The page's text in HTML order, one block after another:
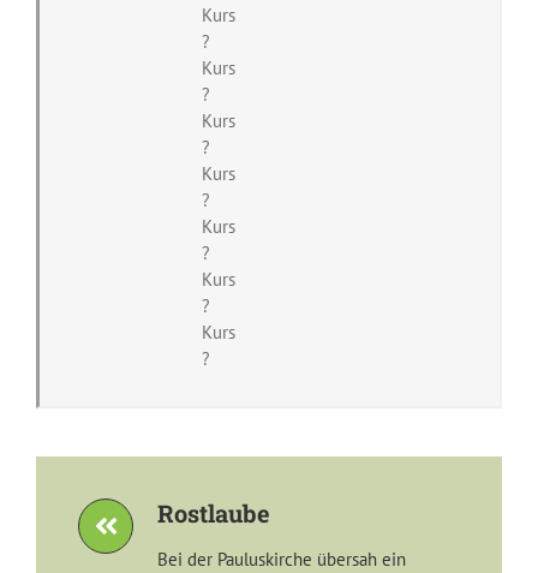
Kurs
?
Kurs
?
Kurs
?
Kurs
?
Kurs
?
Kurs
?
Kurs
?
Rostlaube
Bei der Pauluskirche übersah ein